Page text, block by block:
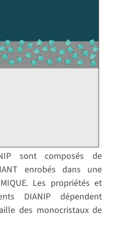
sont composés de
enrobés dans une
Les propriétés et
DIANIP dépendent
des monocristaux de